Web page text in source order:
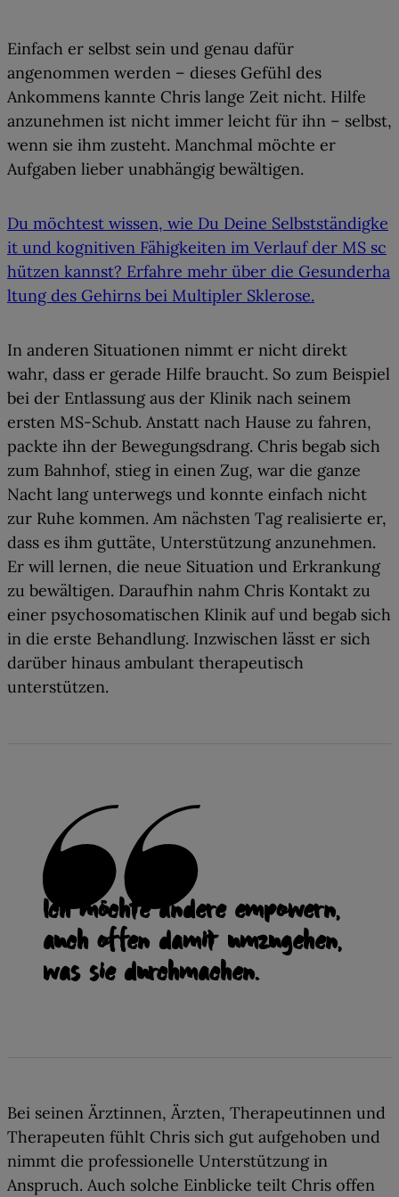
Einfach er selbst sein und genau dafür
angenommen werden – dieses Gefühl des
Ankommens kannte Chris lange Zeit nicht. Hilfe
anzunehmen ist nicht immer leicht für ihn – selbst,
wenn sie ihm zusteht. Manchmal möchte er
Aufgaben lieber unabhängig bewältigen.
Du möchtest wissen, wie Du Deine Selbstständigke
it und kognitiven Fähigkeiten im Verlauf der MS sc
hützen kannst? Erfahre mehr über die Gesunderha
ltung des Gehirns bei Multipler Sklerose.
In anderen Situationen nimmt er nicht direkt
wahr, dass er gerade Hilfe braucht. So zum Beispiel
bei der Entlassung aus der Klinik nach seinem
ersten MS-Schub. Anstatt nach Hause zu fahren,
packte ihn der Bewegungsdrang. Chris begab sich
zum Bahnhof, stieg in einen Zug, war die ganze
Nacht lang unterwegs und konnte einfach nicht
zur Ruhe kommen. Am nächsten Tag realisierte er,
dass es ihm guttäte, Unterstützung anzunehmen.
Er will lernen, die neue Situation und Erkrankung
zu bewältigen. Daraufhin nahm Chris Kontakt zu
einer psychosomatischen Klinik auf und begab sich
in die erste Behandlung. Inzwischen lässt er sich
darüber hinaus ambulant therapeutisch
unterstützen.
Ich möchte andere empowern,
auch offen damit umzugehen,
was sie durchmachen.
Bei seinen Ärztinnen, Ärzten, Therapeutinnen und
Therapeuten fühlt Chris sich gut aufgehoben und
nimmt die professionelle Unterstützung in
Anspruch. Auch solche Einblicke teilt Chris offen